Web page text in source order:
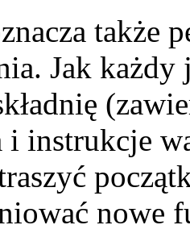
także
Jak
i instrukcje
nowe